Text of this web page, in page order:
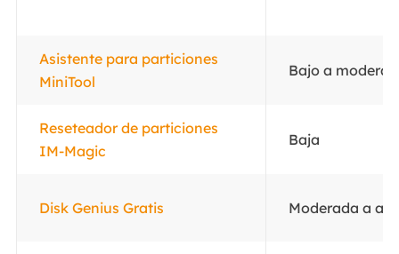
Asistente para particiones
MiniTool
Bajo a
Reseteador de particiones
IM-Magic
Baja
Disk Genius Gratis Moderada a